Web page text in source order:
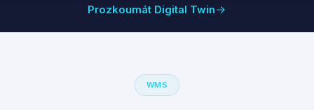
Prozkoumát Digital Twin
WMS